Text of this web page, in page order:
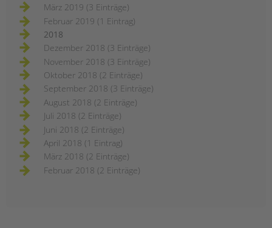
März 2019 (3 Einträge)
Februar 2019 (1 Eintrag)
2018
Dezember 2018 (3 Einträge)
November 2018 (3 Einträge)
Oktober 2018 (2 Einträge)
September 2018 (3 Einträge)
August 2018 (2 Einträge)
Juli 2018 (2 Einträge)
Juni 2018 (2 Einträge)
April 2018 (1 Eintrag)
März 2018 (2 Einträge)
Februar 2018 (2 Einträge)